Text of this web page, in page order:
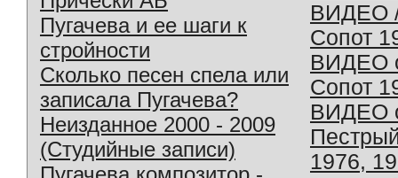
Пугачева и ее шаги к
стройности
Сколько песен спела или
записала Пугачева?
Неизданное 2000 - 2009
(Студийные записи)
ВИДЕО
Сопот
ВИДЕО
Сопот
ВИДЕО
1976,